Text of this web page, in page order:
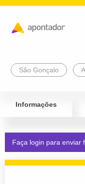
São Gonçalo
Informações
Faça login para enviar